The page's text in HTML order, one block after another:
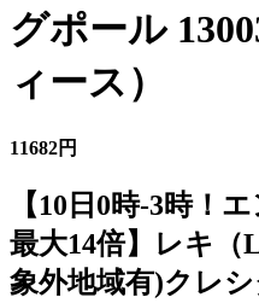
グポール
ィース）
11682円
【10日0時-3時！
最大14倍】レキ
象外地域有)クレ